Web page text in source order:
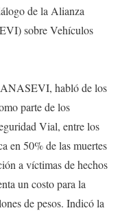
de la Alianza
sobre Vehículos
ANASEVI, habló de los
parte de los
Vial, entre los
en 50% de las muertes
a víctimas de hechos
un costo para la
de pesos. Indicó la